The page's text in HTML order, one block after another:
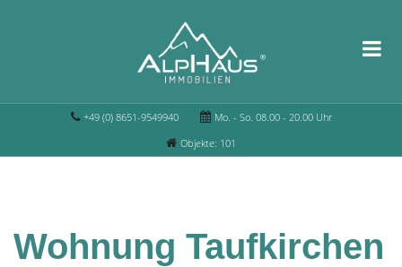
+49 (0) 8651-9549940
Mo. - So. 08.00 - 20.00 Uhr
Objekte: 101
Wohnung Taufkirchen